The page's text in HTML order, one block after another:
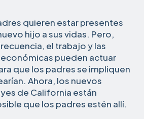
quieren estar presentes
hijo a sus vidas. Pero,
el trabajo y las
pueden actuar
que los padres se impliquen
Ahora, los nuevos
de California están
que los padres estén allí.